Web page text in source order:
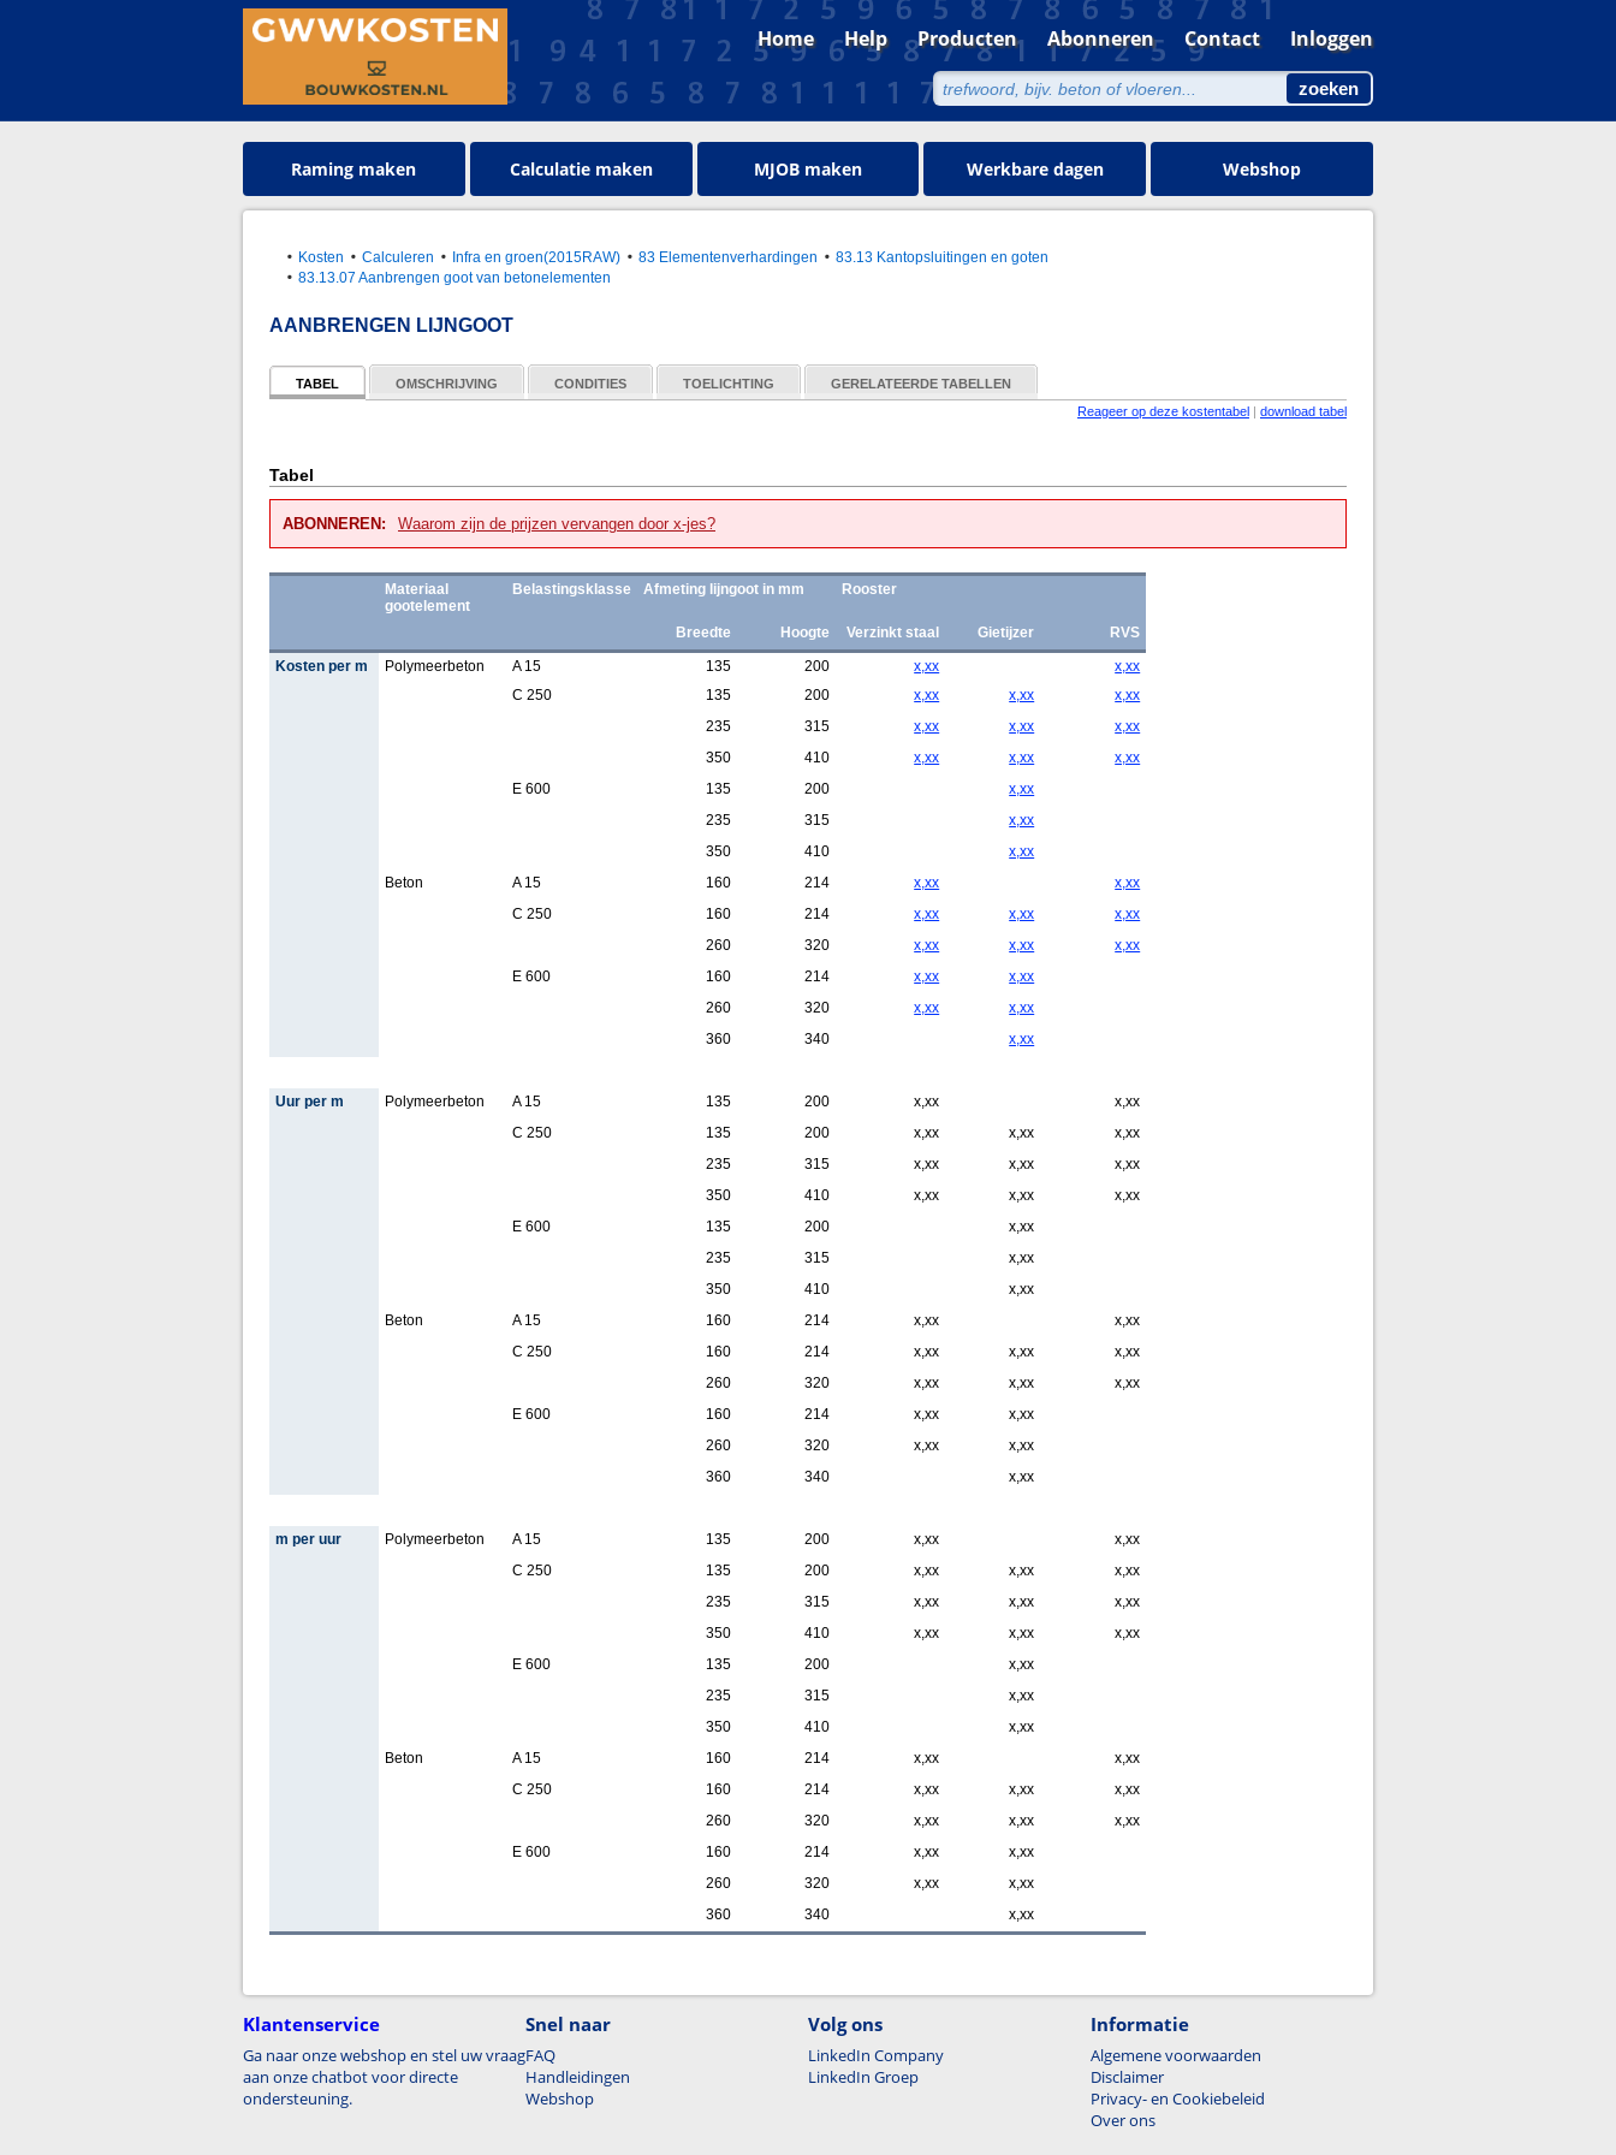
Home Help Producten Abonneren Contact Inloggen
Raming maken Calculatie maken MJOB maken Werkbare dagen Webshop
Kosten Calculeren Infra en groen(2015RAW) 83 Elementenverhardingen
83.13 Kantopsluitingen en goten
83.13.07 Aanbrengen goot van betonelementen
AANBRENGEN LIJNGOOT
TABEL OMSCHRIJVING CONDITIES TOELICHTING
GERELATEERDE TABELLEN
Reageer op deze kostentabel | download tabel
Tabel
ABONNEREN: Waarom zijn de prijzen vervangen door x-jes?
Materiaal
gootelement
Belastingsklasse Afmeting lijngoot in mm Rooster
Breedte Hoogte Verzinkt staal Gietijzer
RVS
Kosten per m
Polymeerbeton A 15 135 200 x,xx
x,xx
C 250
135 200 x,xx x,xx
x,xx
235
315 x,xx x,xx
x,xx
350
410 x,xx x,xx
x,xx
E 600
135 200
x,xx
235
315
x,xx
350
410
x,xx
Beton
A 15 160 214 x,xx
x,xx
C 250
160 214 x,xx x,xx
x,xx
260
320 x,xx x,xx
x,xx
E 600
160 214 x,xx
x,xx
260
320 x,xx
x,xx
360
340 x,xx
Uur per m Polymeerbeton A 15 135 200 x,xx
x,xx
C 250
135 200 x,xx x,xx
x,xx
235
315 x,xx x,xx
x,xx
350
410 x,xx x,xx
x,xx
E 600
135 200
x,xx
235
315
x,xx
350
410
x,xx
Beton
A 15 160 214 x,xx
x,xx
C 250
160 214 x,xx x,xx
x,xx
260
320 x,xx x,xx
x,xx
E 600
160 214 x,xx
x,xx
260
320 x,xx
x,xx
360
340 x,xx
m per uur Polymeerbeton A 15 135 200 x,xx
x,xx
C 250
135 200 x,xx x,xx
x,xx
235
315 x,xx x,xx
x,xx
350
410 x,xx x,xx
x,xx
E 600
135 200
x,xx
235
315
x,xx
350
410
x,xx
Beton
A 15 160 214 x,xx
x,xx
C 250
160 214 x,xx x,xx
x,xx
260
320 x,xx x,xx
x,xx
E 600
160 214 x,xx
x,xx
260
320 x,xx
x,xx
360
340 x,xx
Klantenservice
Ga naar onze webshop en stel uw vraag
aan onze chatbot voor directe
ondersteuning.
Snel naar
FAQ
Handleidingen
Webshop
Volg ons
LinkedIn Company
LinkedIn Groep
Informatie
Algemene voorwaarden
Disclaimer
Privacy- en Cookiebeleid
Over ons